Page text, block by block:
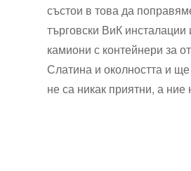
състои в това да
търговски ВиК инсталации
камиони с контейнери за
Слатина и околността и
не са никак приятни, а